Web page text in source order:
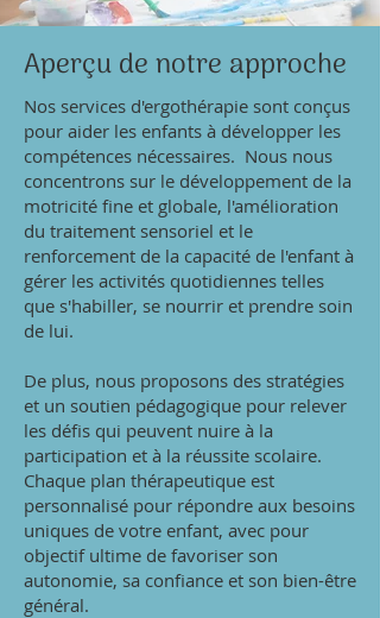
Aperçu de notre approche
Nos services d'ergothérapie sont conçus
pour aider les enfants à développer les
compétences nécessaires. Nous nous
concentrons sur le développement de la
motricité fine et globale, l'amélioration
du traitement sensoriel et le
renforcement de la capacité de l'enfant à
gérer les activités quotidiennes telles
que s'habiller, se nourrir et prendre soin
de lui.
De plus, nous proposons des stratégies
et un soutien pédagogique pour relever
les défis qui peuvent nuire à la
participation et à la réussite scolaire.
Chaque plan thérapeutique est
personnalisé pour répondre aux besoins
uniques de votre enfant, avec pour
objectif ultime de favoriser son
autonomie, sa confiance et son bien-être
général.